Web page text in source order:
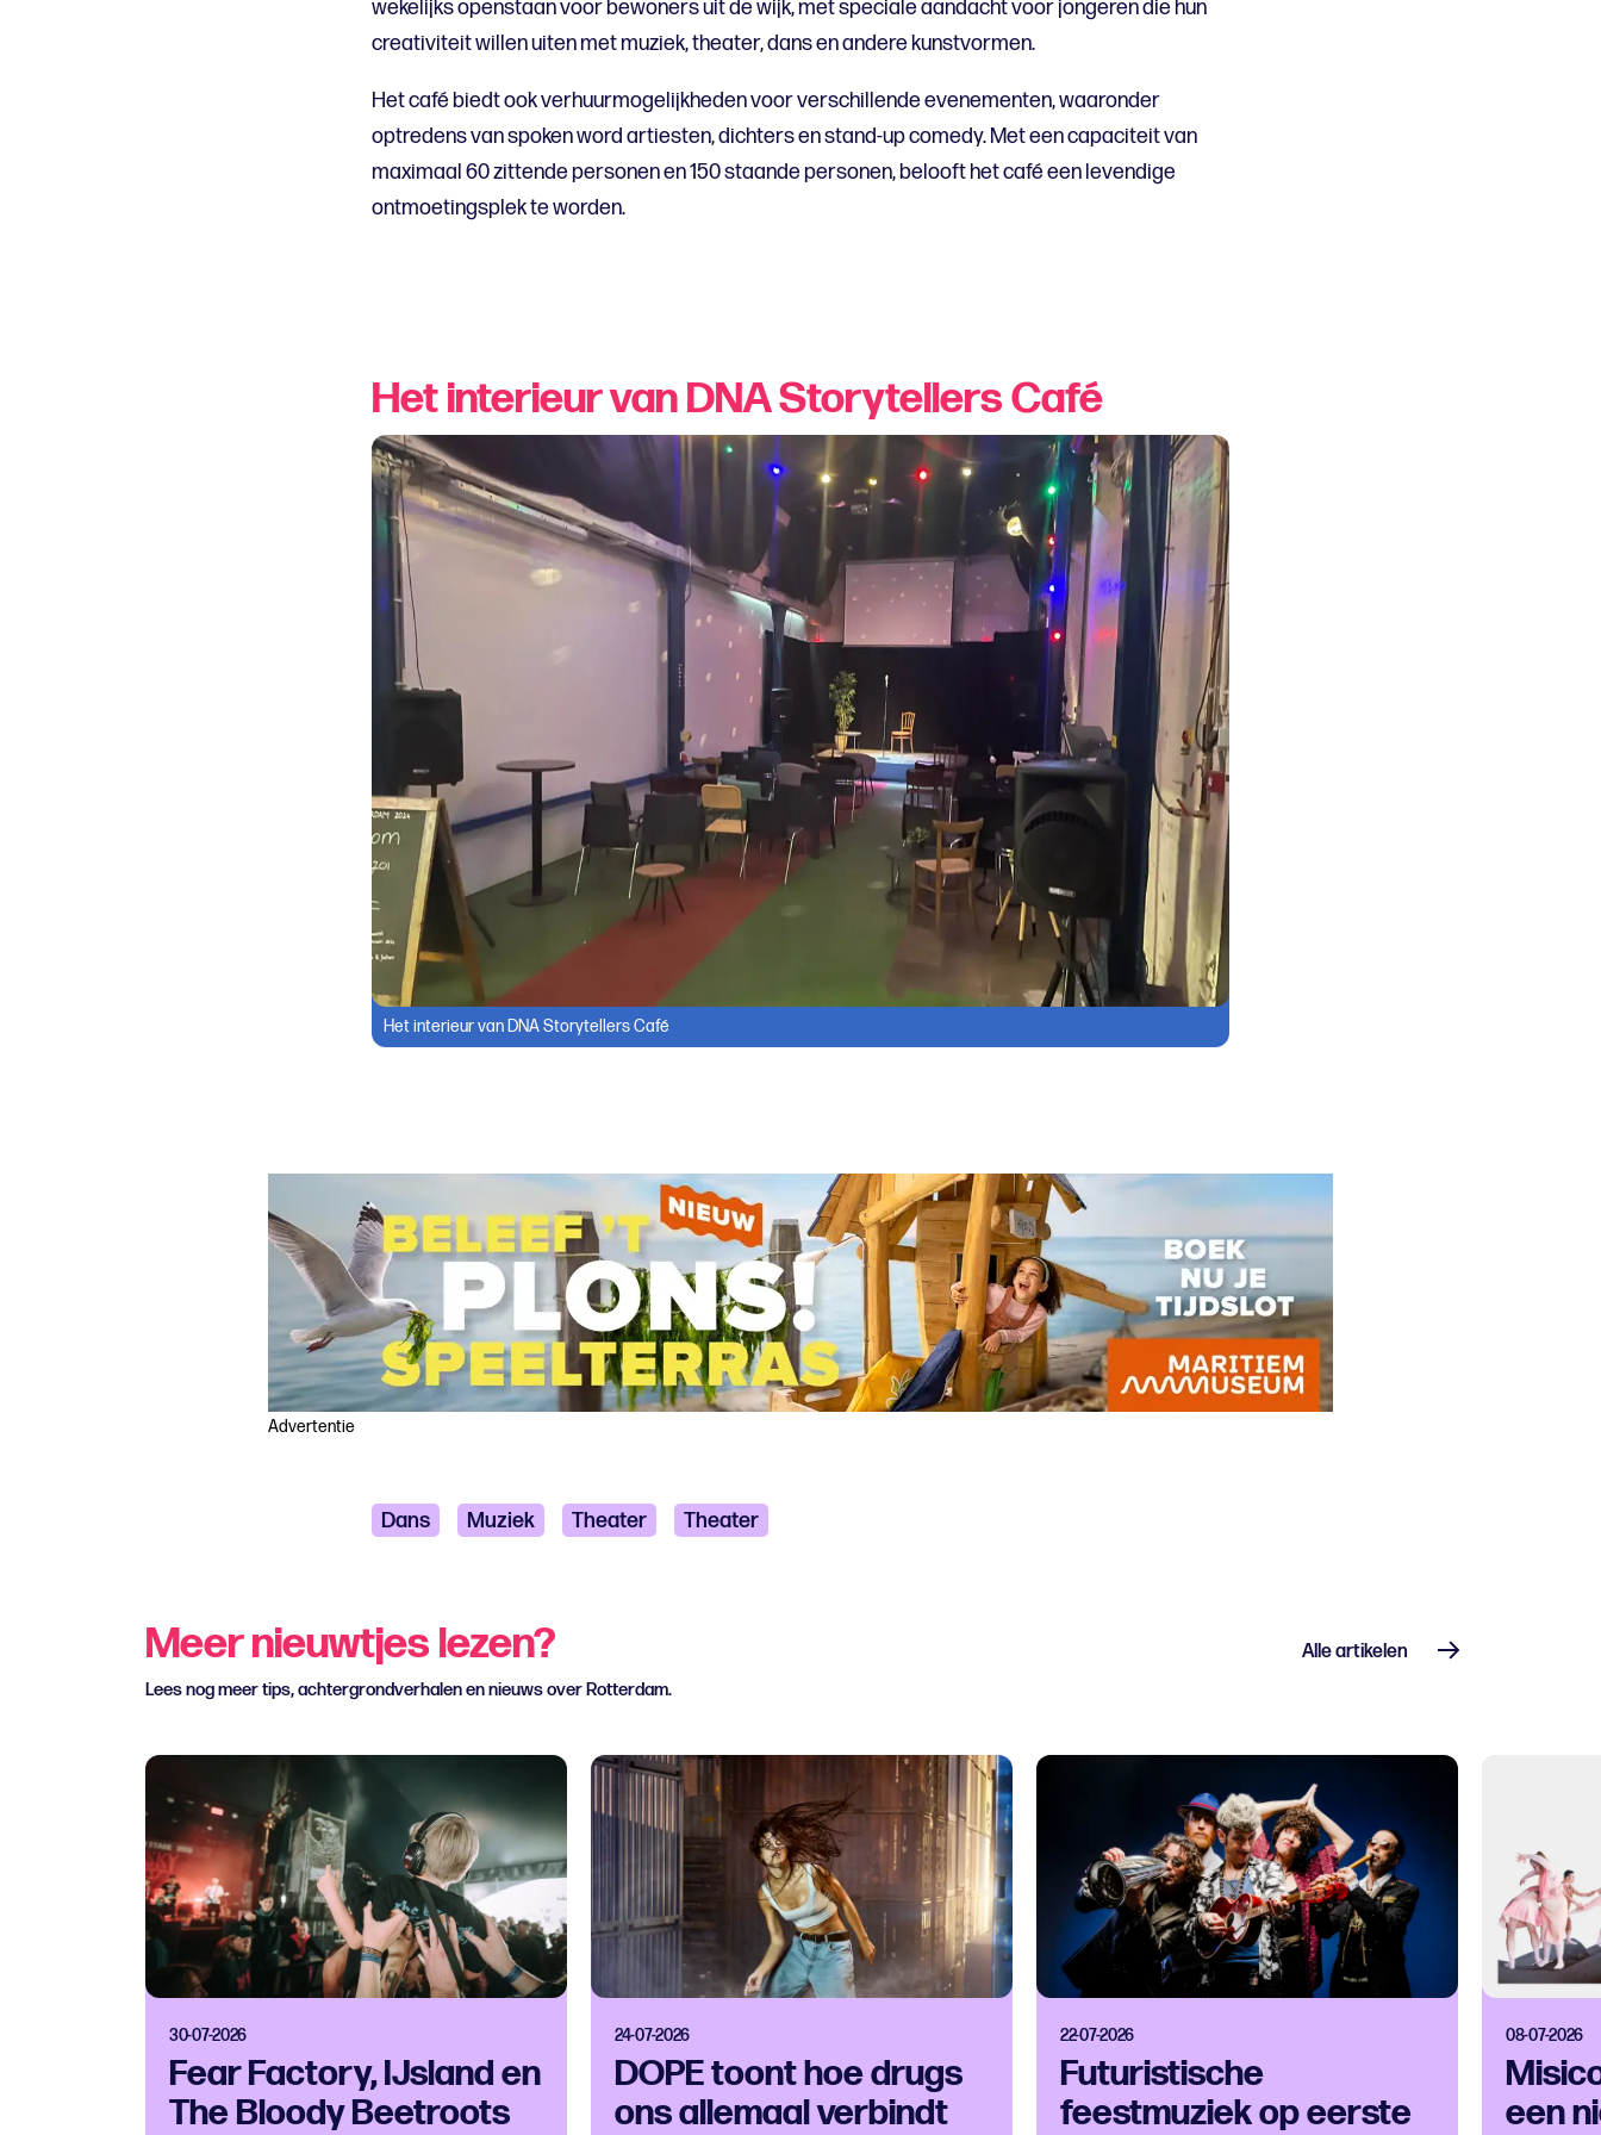
wekelijks openstaan voor bewoners uit de wijk, met speciale aandacht voor jongeren die hun
creativiteit willen uiten met muziek, theater, dans en andere kunstvormen.
Het café biedt ook verhuurmogelijkheden voor verschillende evenementen, waaronder
optredens van spoken word artiesten, dichters en stand-up comedy. Met een capaciteit van
maximaal 60 zittende personen en 150 staande personen, belooft het café een levendige
ontmoetingsplek te worden.
Het interieur van DNA Storytellers Café
Het interieur van DNA Storytellers Café
Advertentie
Dans Muziek Theater Theater
Meer nieuwtjes lezen?
Lees nog meer tips, achtergrondverhalen en nieuws over Rotterdam.
Alle artikelen
30-07-2026
Fear Factory, IJsland en
The Bloody Beetroots
24-07-2026
DOPE toont hoe drugs
ons allemaal verbindt
22-07-2026
Futuristische
feestmuziek op eerste
08-07-2026
een